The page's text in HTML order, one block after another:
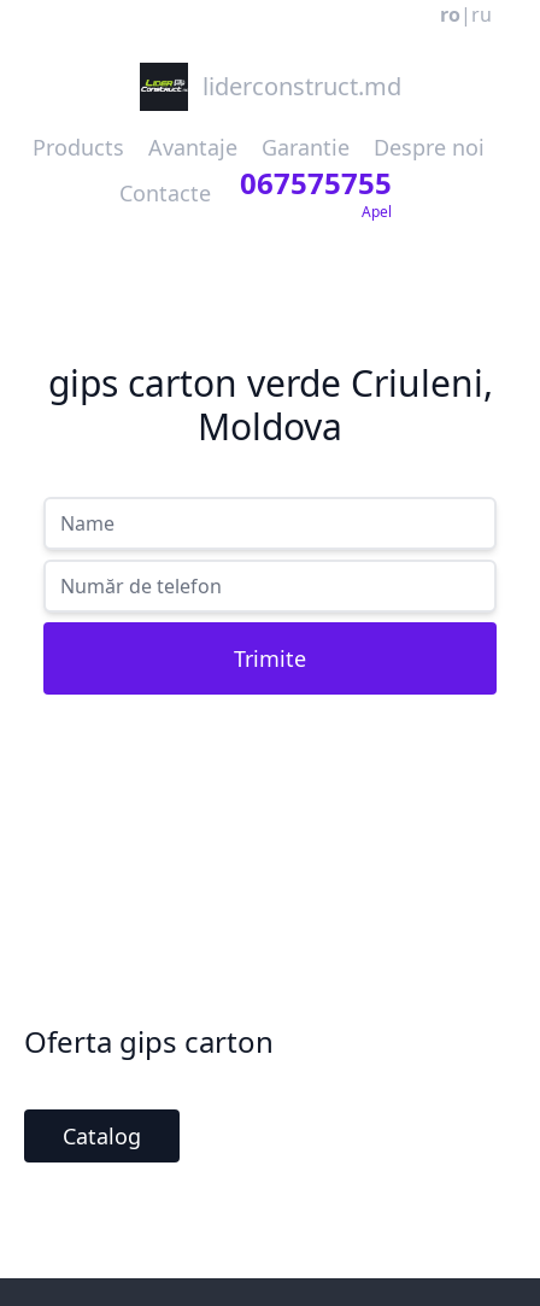
ro | ru
liderconstruct.md
Products Avantaje Garantie
Despre noi
Contacte
067575755
Apel
gips carton verde Criuleni,
Moldova
Trimite
Oferta gips carton
Catalog